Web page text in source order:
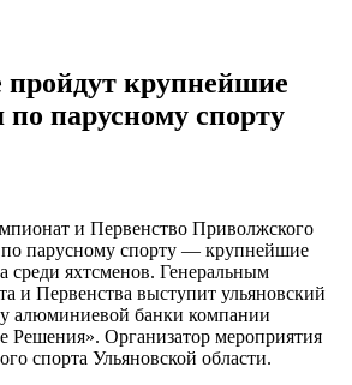
пройдут крупнейшие
по парусному спорту
и Первенство Приволжского
по парусному спорту — крупнейшие
среди яхтсменов. Генеральным
и Первенства выступит ульяновский
алюминиевой банки компании
Решения». Организатор мероприятия
спорта Ульяновской области.